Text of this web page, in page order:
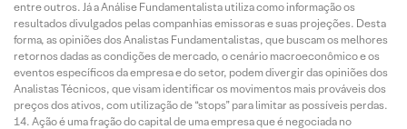
entre outros. Já a Análise Fundamentalista utiliza como informação os
resultados divulgados pelas companhias emissoras e suas projeções. Desta
forma, as opiniões dos Analistas Fundamentalistas, que buscam os melhores
retornos dadas as condições de mercado, o cenário macroeconômico e os
eventos específicos da empresa e do setor, podem divergir das opiniões dos
Analistas Técnicos, que visam identificar os movimentos mais prováveis dos
preços dos ativos, com utilização de “stops” para limitar as possíveis perdas.
Ação é uma fração do capital de uma empresa que é negociada no